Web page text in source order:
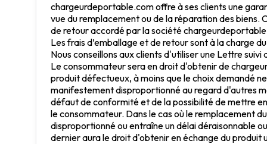
chargeurdeportable.com offre à ses clients une
vue du remplacement ou de la réparation des biens.
de retour accordé par la société
Les frais d’emballage et de retour sont à la charge
Nous conseillons aux clients d'utiliser une Lettre suivi
Le consommateur sera en droit d'obtenir de
produit défectueux, à moins que le choix demandé
manifestement disproportionné au regard d'autres
défaut de conformité et de la possibilité de mettre
le consommateur. Dans le cas où le remplacement
disproportionné ou entraîne un délai déraisonnable
dernier aura le droit d'obtenir en échange du